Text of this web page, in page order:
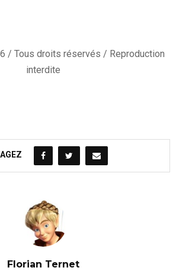
/ Tous droits réservés / Reproduction
interdite
Florian Ternet